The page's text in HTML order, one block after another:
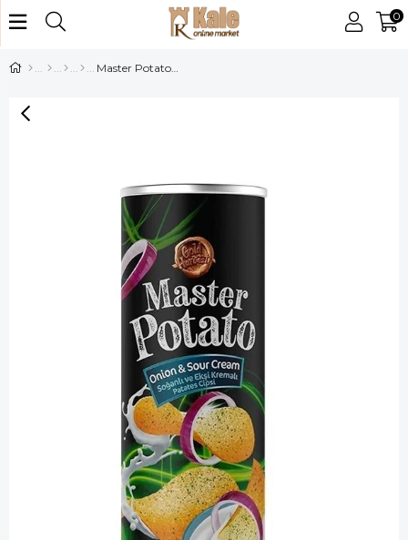
0
Master Potato Soğanlı Ekşi Kremalı 160 gr